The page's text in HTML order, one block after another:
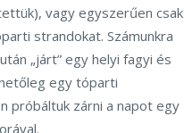
vagy egyszerűen csak
strandokat. Számunkra
„járt” egy helyi fagyi és
egy tóparti
próbáltuk zárni a napot egy